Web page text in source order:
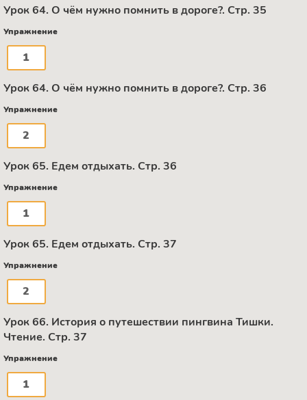
Урок 64. О чём нужно помнить в дороге?. Стр. 35
Упражнение
1
Урок 64. О чём нужно помнить в дороге?. Стр. 36
Упражнение
2
Урок 65. Едем отдыхать. Стр. 36
Упражнение
1
Урок 65. Едем отдыхать. Стр. 37
Упражнение
2
Урок 66. История о путешествии пингвина Тишки.
Чтение. Стр. 37
Упражнение
1